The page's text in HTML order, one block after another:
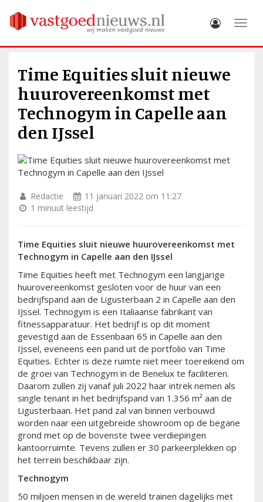
Time Equities sluit nieuwe
huurovereenkomst met
Technogym in Capelle aan
den IJssel
Redactie
11 januari 2022 om 11:27
1 minuut leestijd
Time Equities sluit nieuwe huurovereenkomst met
Technogym in Capelle aan den IJssel
Time Equities heeft met Technogym een langjarige
huurovereenkomst gesloten voor de huur van een
bedrijfspand aan de Ligusterbaan 2 in Capelle aan den
IJssel. Technogym is een Italiaanse fabrikant van
fitnessapparatuur. Het bedrijf is op dit moment
gevestigd aan de Essenbaan 65 in Capelle aan den
IJssel, eveneens een pand uit de portfolio van Time
Equities. Echter is deze ruimte niet meer toereikend om
de groei van Technogym in de Benelux te faciliteren.
Daarom zullen zij vanaf juli 2022 haar intrek nemen als
single tenant in het bedrijfspand van 1.356 m² aan de
Ligusterbaan. Het pand zal van binnen verbouwd
worden naar een uitgebreide showroom op de begane
grond met op de bovenste twee verdiepingen
kantoorruimte. Tevens zullen er 30 parkeerplekken op
het terrein beschikbaar zijn.
Technogym
50 miljoen mensen in de wereld trainen dagelijks met